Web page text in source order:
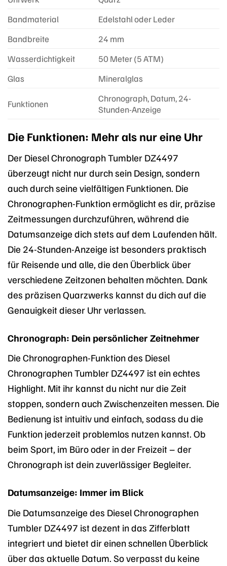
Bandmaterial
Edelstahl oder Leder
Bandbreite
24 mm
Wasserdichtigkeit
50 Meter (5 ATM)
Glas
Mineralglas
Funktionen
Chronograph, Datum, 24-
Stunden-Anzeige
Die Funktionen: Mehr als nur eine Uhr
Der Diesel Chronograph Tumbler DZ4497
überzeugt nicht nur durch sein Design, sondern
auch durch seine vielfältigen Funktionen. Die
Chronographen-Funktion ermöglicht es dir, präzise
Zeitmessungen durchzuführen, während die
Datumsanzeige dich stets auf dem Laufenden hält.
Die 24-Stunden-Anzeige ist besonders praktisch
für Reisende und alle, die den Überblick über
verschiedene Zeitzonen behalten möchten. Dank
des präzisen Quarzwerks kannst du dich auf die
Genauigkeit dieser Uhr verlassen.
Chronograph: Dein persönlicher Zeitnehmer
Die Chronographen-Funktion des Diesel
Chronographen Tumbler DZ4497 ist ein echtes
Highlight. Mit ihr kannst du nicht nur die Zeit
stoppen, sondern auch Zwischenzeiten messen. Die
Bedienung ist intuitiv und einfach, sodass du die
Funktion jederzeit problemlos nutzen kannst. Ob
beim Sport, im Büro oder in der Freizeit – der
Chronograph ist dein zuverlässiger Begleiter.
Datumsanzeige: Immer im Blick
Die Datumsanzeige des Diesel Chronographen
Tumbler DZ4497 ist dezent in das Zifferblatt
integriert und bietet dir einen schnellen Überblick
über das aktuelle Datum. So verpasst du keine